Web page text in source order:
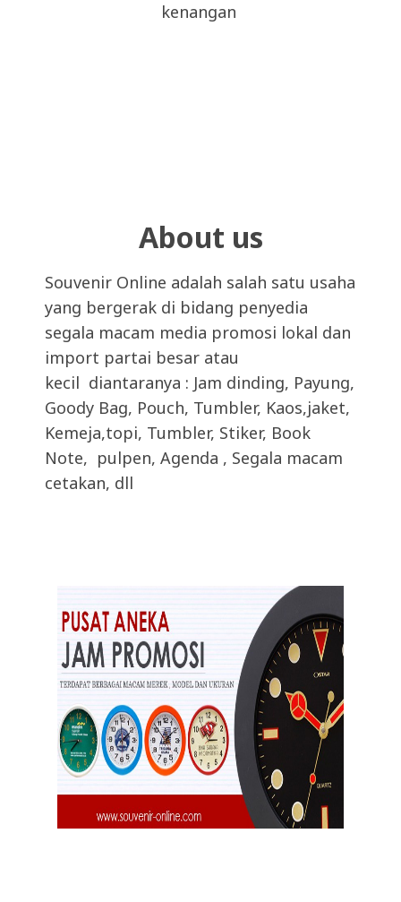
kenangan
About us
Souvenir Online adalah salah satu usaha
yang bergerak di bidang penyedia
segala macam media promosi lokal dan
import partai besar atau
kecil diantaranya : Jam dinding, Payung,
Goody Bag, Pouch, Tumbler, Kaos,jaket,
Kemeja,topi, Tumbler, Stiker, Book
Note, pulpen, Agenda , Segala macam
cetakan, dll